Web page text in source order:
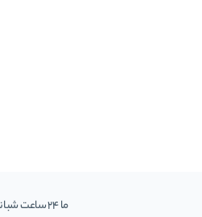
ما 24 ساعت شبانه‌روز در کنار شما هستیم